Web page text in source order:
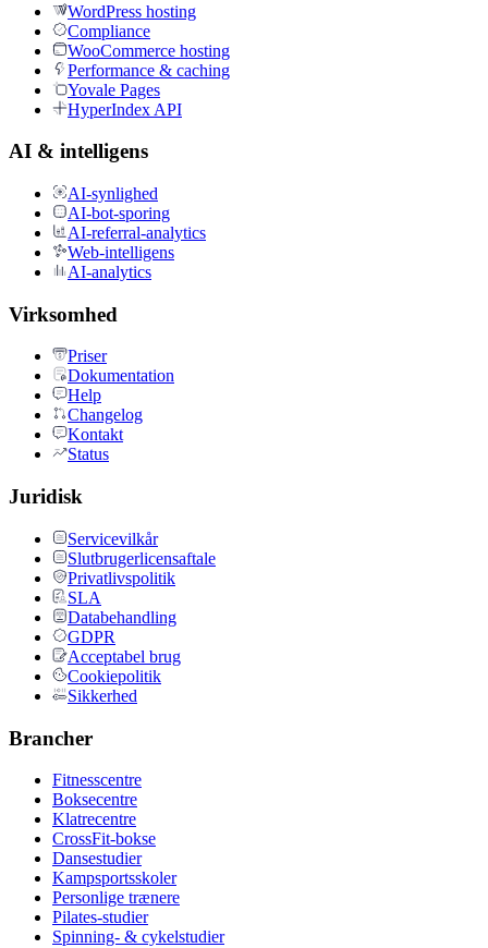
WordPress hosting
Compliance
WooCommerce hosting
Performance & caching
Yovale Pages
HyperIndex API
AI & intelligens
AI-synlighed
AI-bot-sporing
AI-referral-analytics
Web-intelligens
AI-analytics
Virksomhed
Priser
Dokumentation
Help
Changelog
Kontakt
Status
Juridisk
Servicevilkår
Slutbrugerlicensaftale
Privatlivspolitik
SLA
Databehandling
GDPR
Acceptabel brug
Cookiepolitik
Sikkerhed
Brancher
Fitnesscentre
Boksecentre
Klatrecentre
CrossFit-bokse
Dansestudier
Kampsportsskoler
Personlige trænere
Pilates-studier
Spinning- & cykelstudier